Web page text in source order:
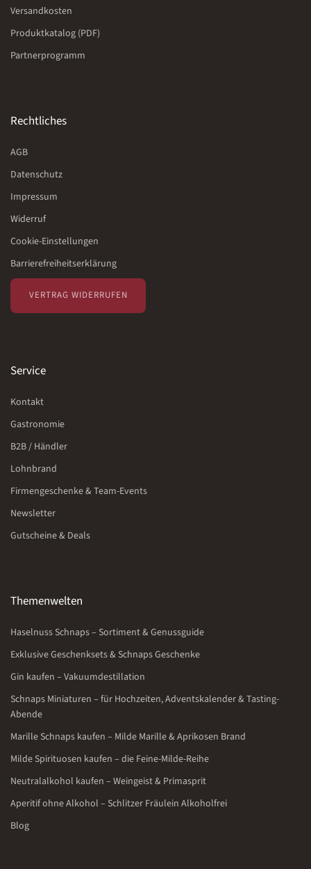
Versandkosten
Produktkatalog (PDF)
Partnerprogramm
Rechtliches
AGB
Datenschutz
Impressum
Widerruf
Cookie-Einstellungen
Barrierefreiheitserklärung
VERTRAG WIDERRUFEN
Service
Kontakt
Gastronomie
B2B / Händler
Lohnbrand
Firmengeschenke & Team-Events
Newsletter
Gutscheine & Deals
Themenwelten
Haselnuss Schnaps – Sortiment & Genussguide
Exklusive Geschenksets & Schnaps Geschenke
Gin kaufen – Vakuumdestillation
Schnaps Miniaturen – für Hochzeiten, Adventskalender & Tasting-
Abende
Marille Schnaps kaufen – Milde Marille & Aprikosen Brand
Milde Spirituosen kaufen – die Feine-Milde-Reihe
Neutralalkohol kaufen – Weingeist & Primasprit
Aperitif ohne Alkohol – Schlitzer Fräulein Alkoholfrei
Blog